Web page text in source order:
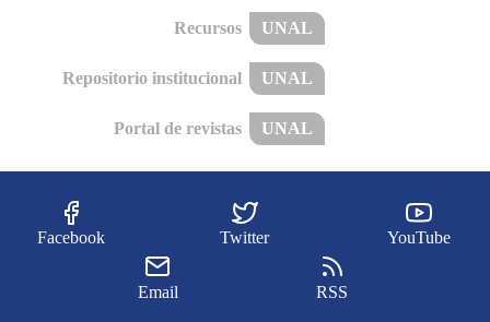
Recursos UNAL
Repositorio institucional UNAL
Portal de revistas UNAL
Facebook Twitter YouTube
Email RSS